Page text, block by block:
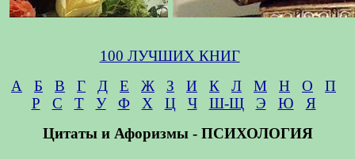
100 ЛУЧШИХ КНИГ
А
Б В Г Д Е Ж З И К Л М Н О
П
Р
С Т У Ф Х Ц Ч Ш-Щ Э Ю
Я
Цитаты и Афоризмы - ПСИХОЛОГИЯ